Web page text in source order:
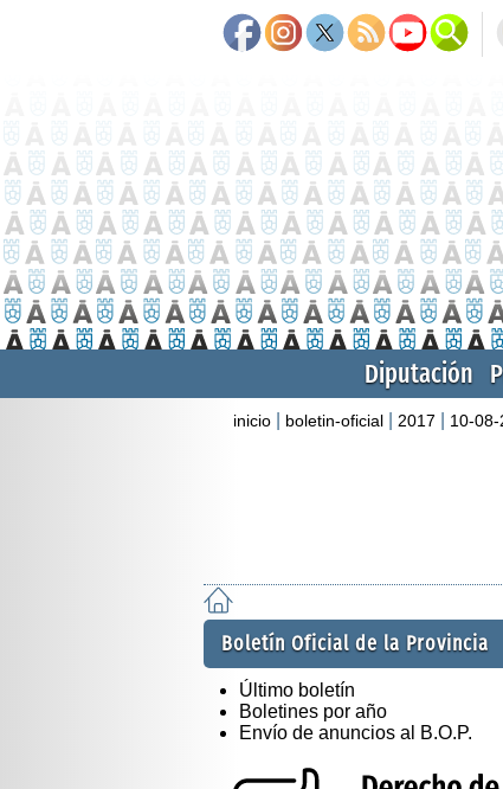
Diputación
inicio boletin-oficial 2017 10-
Boletín Oficial de la Provincia
Último boletín
Boletines por año
Envío de anuncios al B.O.P.